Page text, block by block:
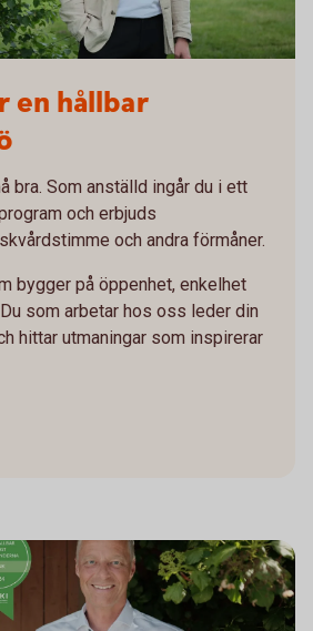
en hållbar
bra. Som anställd ingår du i ett
och erbjuds
och andra förmåner.
bygger på öppenhet, enkelhet
som arbetar hos oss leder din
hittar utmaningar som inspirerar